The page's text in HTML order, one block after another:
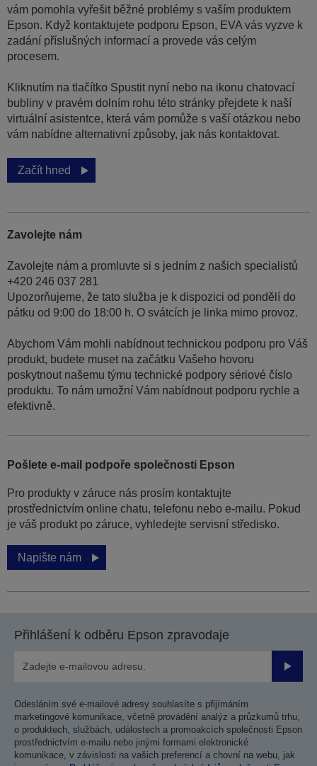
vám pomohla vyřešit běžné problémy s vaším produktem
Epson. Když kontaktujete podporu Epson, EVA vás vyzve k
zadání příslušných informací a provede vás celým
procesem.
Kliknutím na tlačítko Spustit nyní nebo na ikonu chatovací
bubliny v pravém dolním rohu této stránky přejdete k naší
virtuální asistentce, která vám pomůže s vaší otázkou nebo
vám nabídne alternativní způsoby, jak nás kontaktovat.
Začít hned
Zavolejte nám
Zavolejte nám a promluvte si s jedním z našich specialistů
+420 246 037 281
Upozorňujeme, že tato služba je k dispozici od pondělí do
pátku od 9:00 do 18:00 h. O svátcích je linka mimo provoz.
Abychom Vám mohli nabídnout technickou podporu pro Váš
produkt, budete muset na začátku Vašeho hovoru
poskytnout našemu týmu technické podpory sériové číslo
produktu. To nám umožní Vám nabídnout podporu rychle a
efektivně.
Pošlete e-mail podpoře společnosti Epson
Pro produkty v záruce nás prosím kontaktujte
prostřednictvím online chatu, telefonu nebo e-mailu. Pokud
je váš produkt po záruce, vyhledejte servisní středisko.
Napište nám
Přihlášení k odběru Epson zpravodaje
Odesláním své e-mailové adresy souhlasíte s přijímáním
marketingové komunikace, včetně provádění analýz a průzkumů trhu,
o produktech, službách, událostech a promoakcích společnosti Epson
prostřednictvím e-mailu nebo jinými formami elektronické
komunikace, v závislosti na vašich preferencí a chovní na webu, jak